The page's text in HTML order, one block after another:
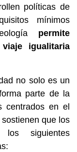
políticas de
mínimos
permite
igualitaria
no solo es un
parte de la
centrados en el
que los
los siguientes